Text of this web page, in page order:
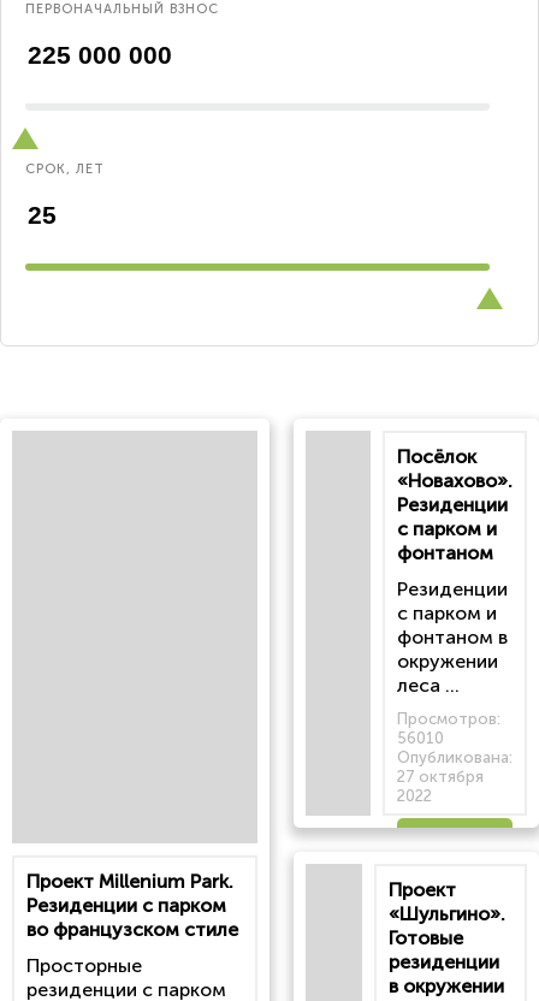
ПЕРВОНАЧАЛЬНЫЙ ВЗНОС
СРОК, ЛЕТ
Проект Millenium Park.
Резиденции с парком
во французском стиле
Просторные
резиденции с парком
Посёлок
«Новахово».
Резиденции
с парком и
фонтаном
Резиденции
с парком и
фонтаном в
окружении
леса ...
Просмотров:
56010
Опубликована:
27 октября
2022
статью
Проект
«Шульгино».
Готовые
резиденции
в окружении